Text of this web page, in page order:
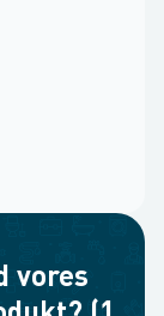
vores